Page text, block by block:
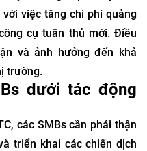
việc tăng chi phí quảng
cụ tuân thủ mới. Điều
và ảnh hưởng đến khả
trường.
dưới tác động
các SMBs cần phải thận
triển khai các chiến dịch